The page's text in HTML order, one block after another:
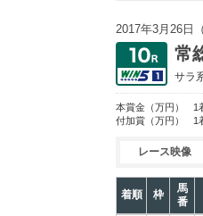
2017年3月26日
常
サラ
本賞金 （万円） 1
付加賞 （万円） 1
レース映像
着順 枠
馬
番